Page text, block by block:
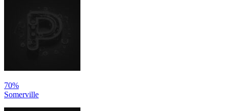
70%
Somerville